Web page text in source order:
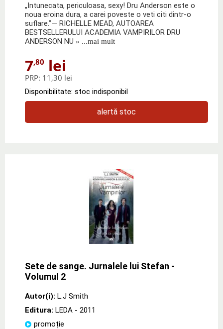
„Intunecata, periculoasa, sexy! Dru Anderson este o
noua eroina dura, a carei poveste o veti citi dintr-o
suflare.”— RICHELLE MEAD, AUTOAREA
BESTSELLERULUI ACADEMIA VAMPIRILOR DRU
ANDERSON NU » ...mai mult
7,80 lei
PRP: 11,30 lei
Disponibilitate: stoc indisponibil
alertă stoc
Sete de sange. Jurnalele lui Stefan -
Volumul 2
Autor(i): L.J Smith
Editura: LEDA - 2011
promoție